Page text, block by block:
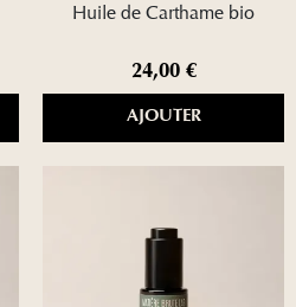
Huile de Carthame bio
24,00 €
AJOUTER